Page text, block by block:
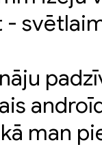
-
man